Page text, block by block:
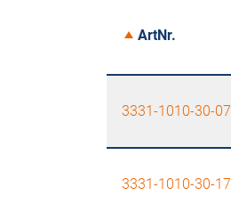
ArtNr.
3331-1010-30-07
3331-1010-30-17